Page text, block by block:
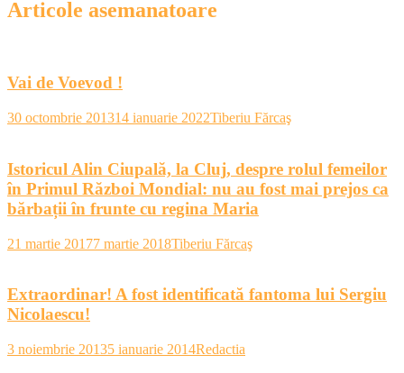
Articole asemanatoare
Vai de Voevod !
30 octombrie 201314 ianuarie 2022Tiberiu Fărcaş
Istoricul Alin Ciupală, la Cluj, despre rolul femeilor
în Primul Război Mondial: nu au fost mai prejos ca
bărbații în frunte cu regina Maria
21 martie 20177 martie 2018Tiberiu Fărcaş
Extraordinar! A fost identificată fantoma lui Sergiu
Nicolaescu!
3 noiembrie 20135 ianuarie 2014Redactia